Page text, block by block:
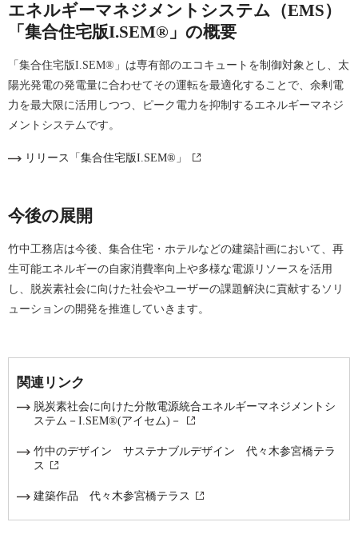
エネルギーマネジメントシステム（EMS）
「集合住宅版I.SEM®」の概要
「集合住宅版I.SEM®」は専有部のエコキュートを制御対象とし、太
陽光発電の発電量に合わせてその運転を最適化することで、余剰電
力を最大限に活用しつつ、ピーク電力を抑制するエネルギーマネジ
メントシステムです。
リリース「集合住宅版I.SEM®」
今後の展開
竹中工務店は今後、集合住宅・ホテルなどの建築計画において、再
生可能エネルギーの自家消費率向上や多様な電源リソースを活用
し、脱炭素社会に向けた社会やユーザーの課題解決に貢献するソリ
ューションの開発を推進していきます。
関連リンク
脱炭素社会に向けた分散電源統合エネルギーマネジメントシ
ステム－I.SEM®(アイセム)－
竹中のデザイン サステナブルデザイン 代々木参宮橋テラ
ス
建築作品 代々木参宮橋テラス